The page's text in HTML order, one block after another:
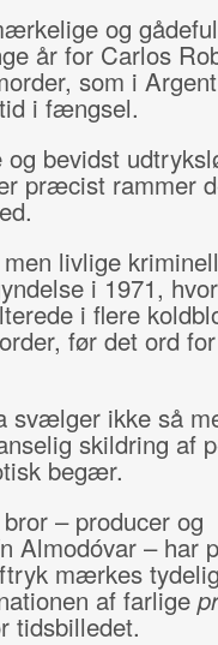
og
år for Carlos
som i
i fængsel.
bevidst
præcist rammer
livlige
i 1971,
i flere
før det ord
svælger ikke så
skildring af
begær.
– producer og
Almodóvar – har
mærkes
af farlige
tidsbilledet.